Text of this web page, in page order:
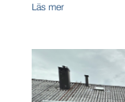
Läs mer